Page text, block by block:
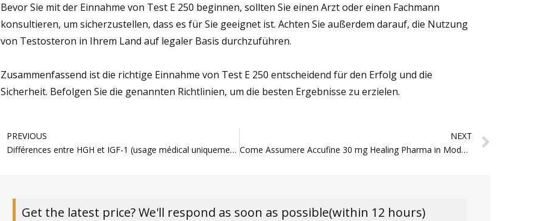
Bevor Sie mit der Einnahme von Test E 250 beginnen, sollten Sie einen Arzt oder einen Fachmann
konsultieren, um sicherzustellen, dass es für Sie geeignet ist. Achten Sie außerdem darauf, die Nutzung
von Testosteron in Ihrem Land auf legaler Basis durchzuführen.
Zusammenfassend ist die richtige Einnahme von Test E 250 entscheidend für den Erfolg und die
Sicherheit. Befolgen Sie die genannten Richtlinien, um die besten Ergebnisse zu erzielen.
Prev
PREVIOUS
Différences entre HGH et IGF-1 (usage médical uniquement)
NEXT
Come Assumere Accufine 30 mg Healing Pharma in Modo Sicuro ed Efficace
Get the latest price? We'll respond as soon as possible(within 12 hours)